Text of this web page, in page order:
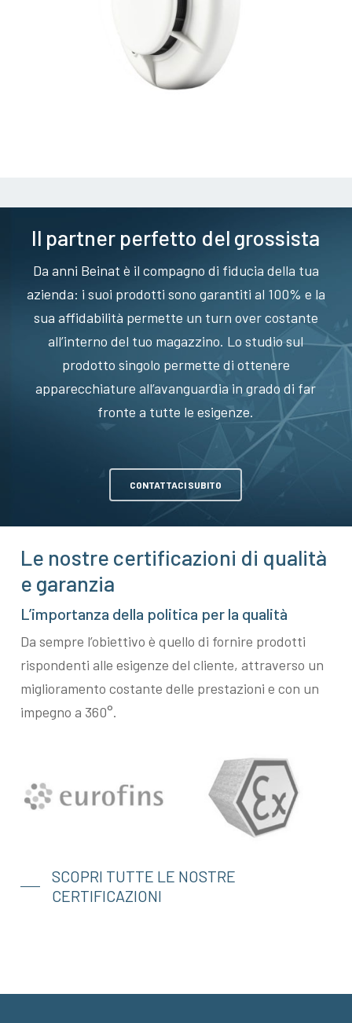
Il partner perfetto del grossista
Da anni Beinat è il compagno di fiducia della tua
azienda: i suoi prodotti sono garantiti al 100% e la
sua affidabilità permette un turn over costante
all’interno del tuo magazzino. Lo studio sul
prodotto singolo permette di ottenere
apparecchiature all’avanguardia in grado di far
fronte a tutte le esigenze.
CONTATTACI SUBITO
Le nostre certificazioni di qualità
e garanzia
L’importanza della politica per la qualità
Da sempre l’obiettivo è quello di fornire prodotti
rispondenti alle esigenze del cliente, attraverso un
miglioramento costante delle prestazioni e con un
impegno a 360°.
SCOPRI TUTTE LE NOSTRE
CERTIFICAZIONI